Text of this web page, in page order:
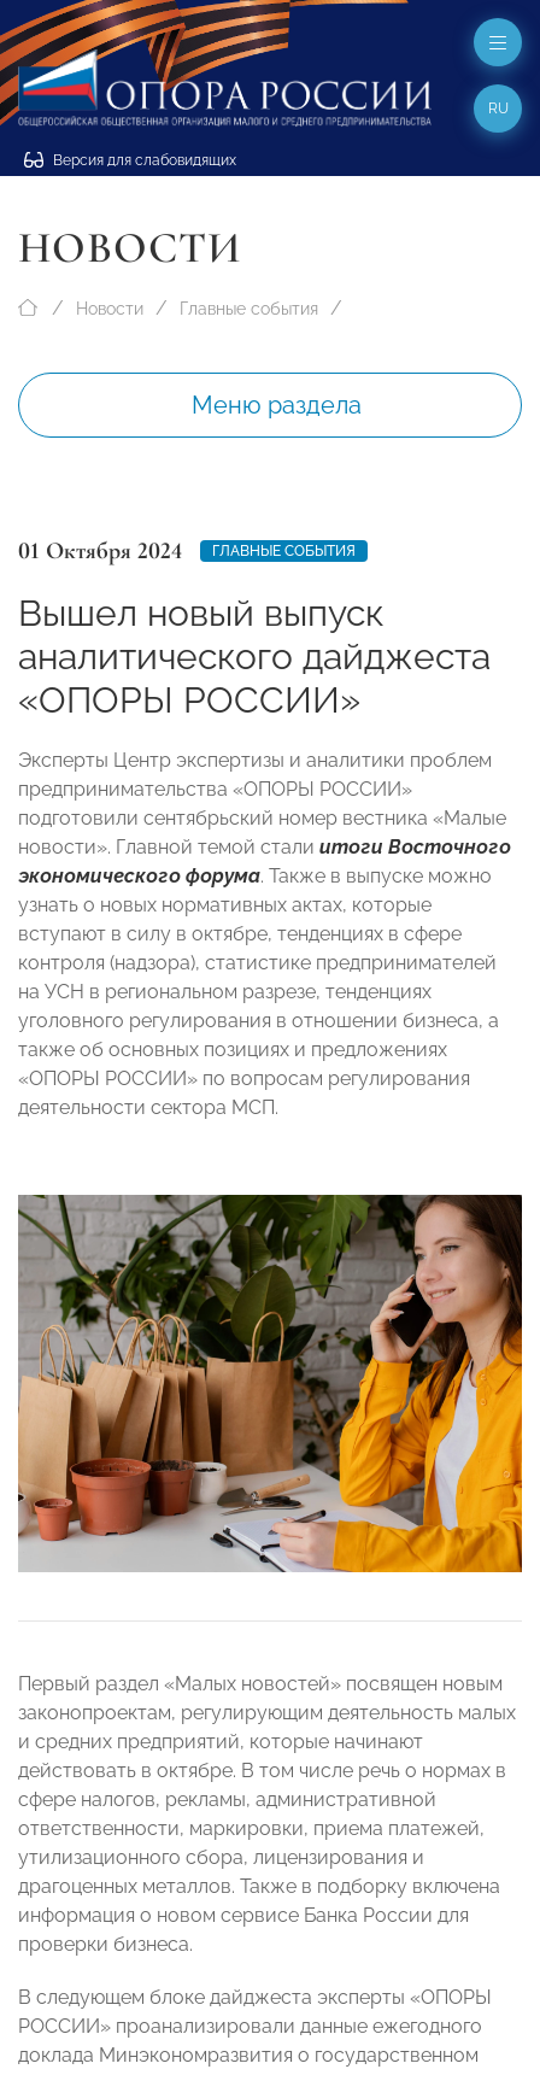
Версия для слабовидящих
RU
НОВОСТИ
Новости Главные события
Меню раздела
01 Октября 2024 ГЛАВНЫЕ СОБЫТИЯ
Вышел новый выпуск
аналитического дайджеста
«ОПОРЫ РОССИИ»
Эксперты Центр экспертизы и аналитики проблем
предпринимательства «ОПОРЫ РОССИИ»
подготовили сентябрьский номер вестника «Малые
новости». Главной темой стали итоги Восточного
экономического форума. Также в выпуске можно
узнать о новых нормативных актах, которые
вступают в силу в октябре, тенденциях в сфере
контроля (надзора), статистике предпринимателей
на УСН в региональном разрезе, тенденциях
уголовного регулирования в отношении бизнеса, а
также об основных позициях и предложениях
«ОПОРЫ РОССИИ» по вопросам регулирования
деятельности сектора МСП.
Первый раздел «Малых новостей» посвящен новым
законопроектам, регулирующим деятельность малых
и средних предприятий, которые начинают
действовать в октябре. В том числе речь о нормах в
сфере налогов, рекламы, административной
ответственности, маркировки, приема платежей,
утилизационного сбора, лицензирования и
драгоценных металлов. Также в подборку включена
информация о новом сервисе Банка России для
проверки бизнеса.
В следующем блоке дайджеста эксперты «ОПОРЫ
РОССИИ» проанализировали данные ежегодного
доклада Минэкономразвития о государственном